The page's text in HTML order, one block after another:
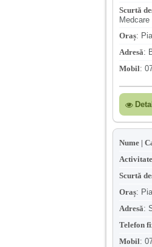
Scurtă
Oraș:
Adresă:
Mobil:
Nume |
Activitate
Scurtă
Oraș:
Adresă:
Telefon
Mobil: